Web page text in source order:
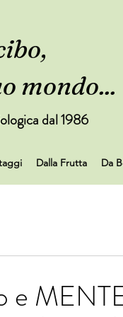
mondo...
dal 1986
Dalla Frutta Da
e